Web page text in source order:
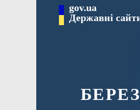
Перейти gov.ua
Державні